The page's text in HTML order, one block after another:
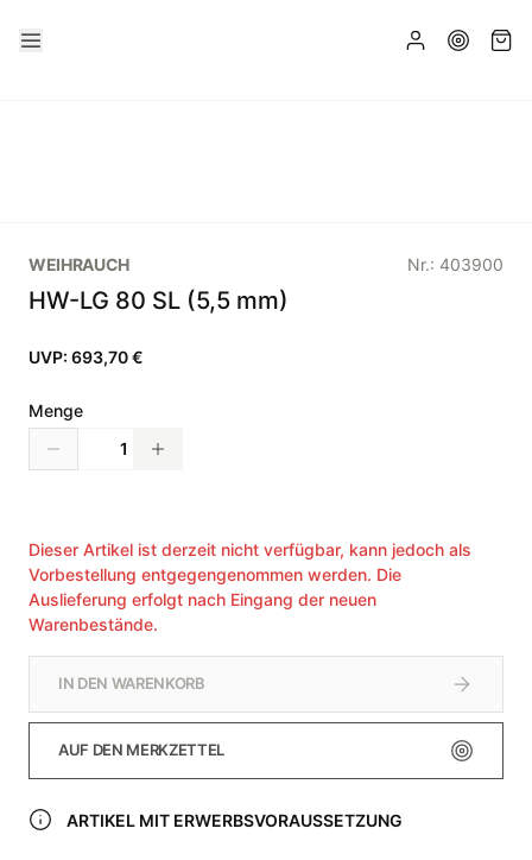
WEIHRAUCH Nr.: 403900
HW-LG 80 SL (5,5 mm)
UVP: 693,70 €
Menge
Dieser Artikel ist derzeit nicht verfügbar, kann jedoch als
Vorbestellung entgegengenommen werden. Die
Auslieferung erfolgt nach Eingang der neuen
Warenbestände.
IN DEN WARENKORB
AUF DEN MERKZETTEL
ARTIKEL MIT ERWERBSVORAUSSETZUNG